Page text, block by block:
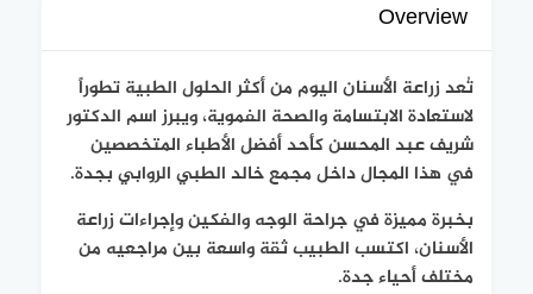
Overview
تُعد زراعة الأسنان اليوم من أكثر الحلول الطبية تطوراً
لاستعادة الابتسامة والصحة الفموية، ويبرز اسم الدكتور
شريف عبد المحسن كأحد أفضل الأطباء المتخصصين
في هذا المجال داخل مجمع خالد الطبي الروابي بجدة.
بخبرة مميزة في جراحة الوجه والفكين وإجراءات زراعة
الأسنان، اكتسب الطبيب ثقة واسعة بين مراجعيه من
مختلف أحياء جدة.